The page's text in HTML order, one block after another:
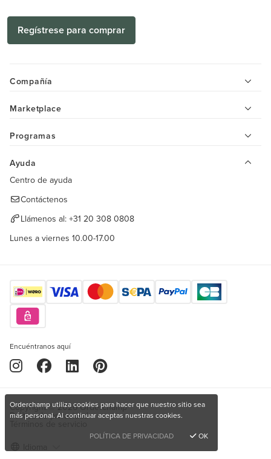
Regístrese para comprar
Compañía
Marketplace
Programas
Ayuda
Centro de ayuda
Contáctenos
Llámenos al: +31 20 308 0808
Lunes a viernes 10.00-17.00
Encuéntranos aquí
Copyright © 2026 Orderchamp
Política de privacidad
Orderchamp utiliza cookies para hacer que nuestro sitio sea
más personal. Al continuar aceptas nuestras cookies.
POLÍTICA DE PRIVACIDAD
OK